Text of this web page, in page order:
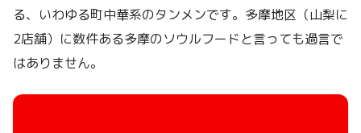
る、いわゆる町中華系のタンメンです。多摩地区（山梨に
2店舗）に数件ある多摩のソウルフードと言っても過言で
はありません。